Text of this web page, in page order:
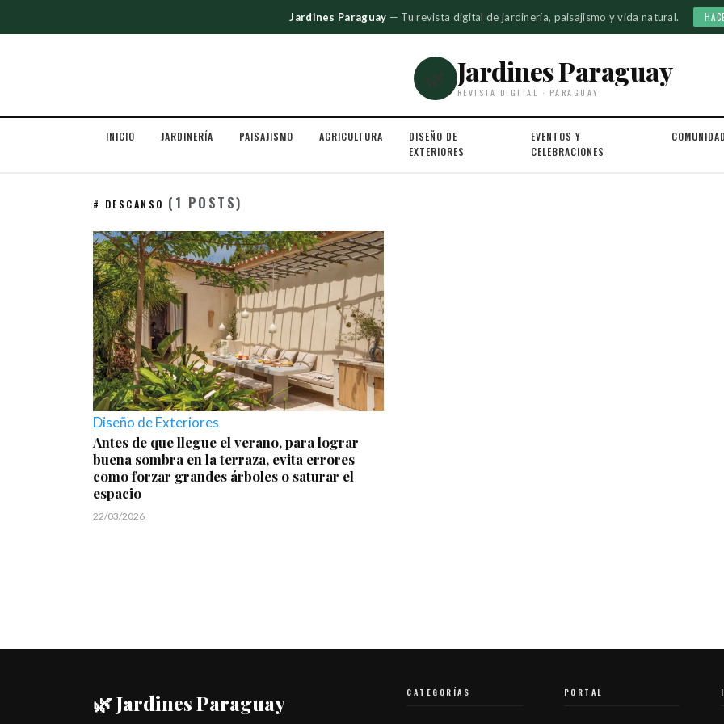
Jardines Paraguay — Tu revista digital de jardinería, paisajismo y vida natural.
🌿 Jardines Paraguay
REVISTA DIGITAL · PARAGUAY
INICIO JARDINERÍA PAISAJISMO AGRICULTURA
DISEÑO DE
EXTERIORES
EVENTOS Y
CELEBRACIONES
COMUNIDAD
# DESCANSO (1 POSTS)
Diseño de Exteriores
Antes de que llegue el verano, para lograr
buena sombra en la terraza, evita errores
como forzar grandes árboles o saturar el
espacio
22/03/2026
🌿 Jardines Paraguay CATEGORÍAS PORTAL